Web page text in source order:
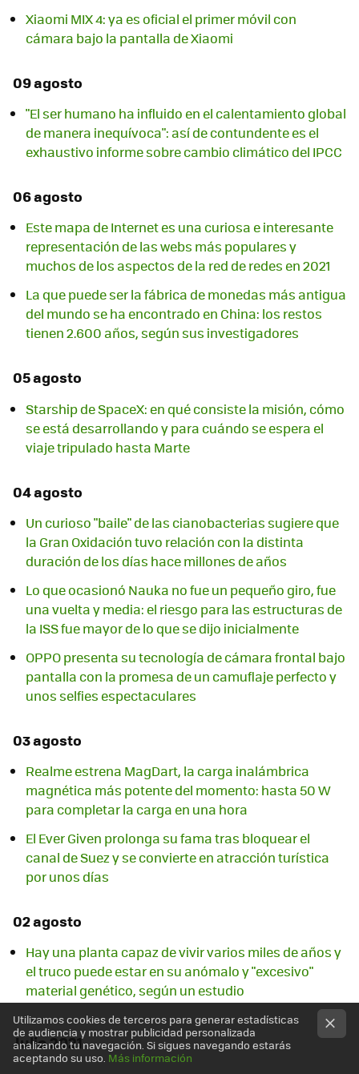
Xiaomi MIX 4: ya es oficial el primer móvil con
cámara bajo la pantalla de Xiaomi
09 agosto
"El ser humano ha influido en el calentamiento global
de manera inequívoca": así de contundente es el
exhaustivo informe sobre cambio climático del IPCC
06 agosto
Este mapa de Internet es una curiosa e interesante
representación de las webs más populares y
muchos de los aspectos de la red de redes en 2021
La que puede ser la fábrica de monedas más antigua
del mundo se ha encontrado en China: los restos
tienen 2.600 años, según sus investigadores
05 agosto
Starship de SpaceX: en qué consiste la misión, cómo
se está desarrollando y para cuándo se espera el
viaje tripulado hasta Marte
04 agosto
Un curioso "baile" de las cianobacterias sugiere que
la Gran Oxidación tuvo relación con la distinta
duración de los días hace millones de años
Lo que ocasionó Nauka no fue un pequeño giro, fue
una vuelta y media: el riesgo para las estructuras de
la ISS fue mayor de lo que se dijo inicialmente
OPPO presenta su tecnología de cámara frontal bajo
pantalla con la promesa de un camuflaje perfecto y
unos selfies espectaculares
03 agosto
Realme estrena MagDart, la carga inalámbrica
magnética más potente del momento: hasta 50 W
para completar la carga en una hora
El Ever Given prolonga su fama tras bloquear el
canal de Suez y se convierte en atracción turística
por unos días
02 agosto
Hay una planta capaz de vivir varios miles de años y
el truco puede estar en su anómalo y "excesivo"
material genético, según un estudio
Julio 2021
Utilizamos cookies de terceros para generar estadísticas
de audiencia y mostrar publicidad personalizada
analizando tu navegación. Si sigues navegando estarás
aceptando su uso. Más información